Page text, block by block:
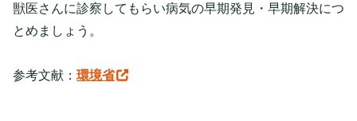
獣医さんに診察してもらい病気の早期発見・早期解決につ
とめましょう。
参考文献： 環境省